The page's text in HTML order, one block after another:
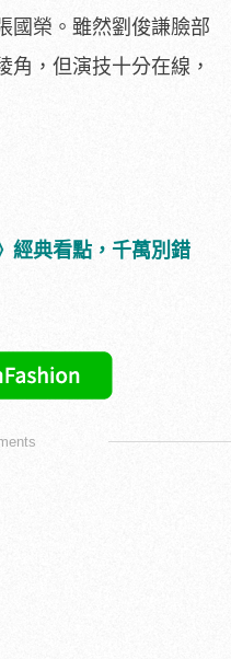
國榮。雖然劉俊謙臉部
角，但演技十分在線，
經典看點，千萬別錯